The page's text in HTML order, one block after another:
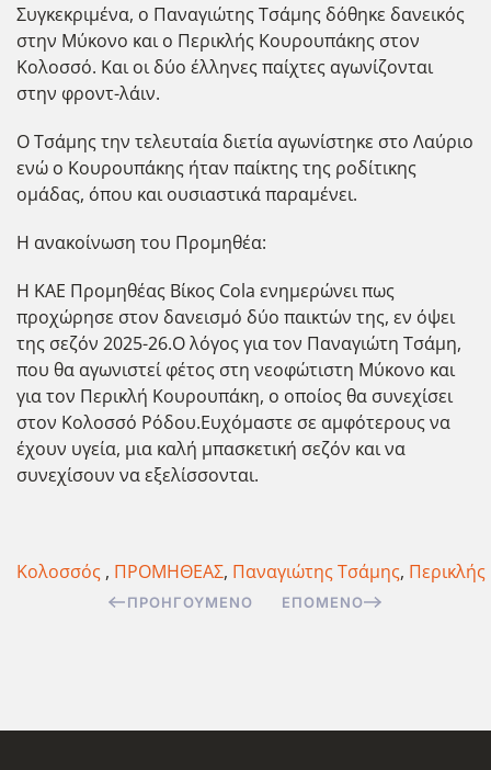
Συγκεκριμένα, ο Παναγιώτης Τσάμης δόθηκε δανεικός
στην Μύκονο και ο Περικλής Κουρουπάκης στον
Κολοσσό. Και οι δύο έλληνες παίχτες αγωνίζονται
στην φροντ-λάιν.
Ο Τσάμης την τελευταία διετία αγωνίστηκε στο Λαύριο
ενώ ο Κουρουπάκης ήταν παίκτης της ροδίτικης
ομάδας, όπου και ουσιαστικά παραμένει.
Η ανακοίνωση του Προμηθέα:
Η ΚΑΕ Προμηθέας Βίκος Cola ενημερώνει πως
προχώρησε στον δανεισμό δύο παικτών της, εν όψει
της σεζόν 2025-26.Ο λόγος για τον Παναγιώτη Τσάμη,
που θα αγωνιστεί φέτος στη νεοφώτιστη Μύκονο και
για τον Περικλή Κουρουπάκη, ο οποίος θα συνεχίσει
στον Κολοσσό Ρόδου.Ευχόμαστε σε αμφότερους να
έχουν υγεία, μια καλή μπασκετική σεζόν και να
συνεχίσουν να εξελίσσονται.
Κολοσσός , ΠΡΟΜΗΘΕΑΣ, Παναγιώτης Τσάμης,
ΠΡΟΗΓΟΎΜΕΝΟ ΕΠΌΜΕΝΟ